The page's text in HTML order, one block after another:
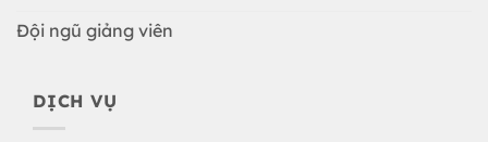
Đội ngũ giảng viên
DỊCH VỤ